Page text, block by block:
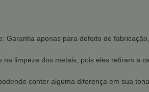
Garantia apenas para defeito de
na limpeza dos metais, pois eles retiram a
conter alguma diferença em sua